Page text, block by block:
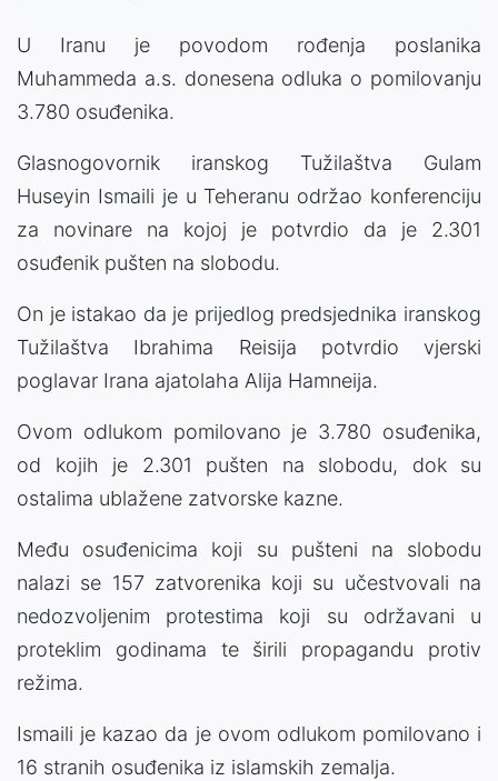
U Iranu je povodom rođenja poslanika
Muhammeda a.s. donesena odluka o pomilovanju
3.780 osuđenika.
Glasnogovornik iranskog Tužilaštva Gulam
Huseyin Ismaili je u Teheranu održao konferenciju
za novinare na kojoj je potvrdio da je 2.301
osuđenik pušten na slobodu.
On je istakao da je prijedlog predsjednika iranskog
Tužilaštva Ibrahima Reisija potvrdio vjerski
poglavar Irana ajatolaha Alija Hamneija.
Ovom odlukom pomilovano je 3.780 osuđenika,
od kojih je 2.301 pušten na slobodu, dok su
ostalima ublažene zatvorske kazne.
Među osuđenicima koji su pušteni na slobodu
nalazi se 157 zatvorenika koji su učestvovali na
nedozvoljenim protestima koji su održavani u
proteklim godinama te širili propagandu protiv
režima.
Ismaili je kazao da je ovom odlukom pomilovano i
16 stranih osuđenika iz islamskih zemalja.